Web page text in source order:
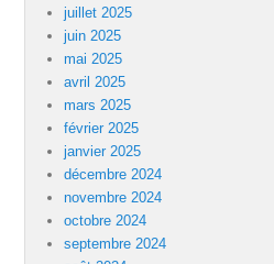
juillet 2025
juin 2025
mai 2025
avril 2025
mars 2025
février 2025
janvier 2025
décembre 2024
novembre 2024
octobre 2024
septembre 2024